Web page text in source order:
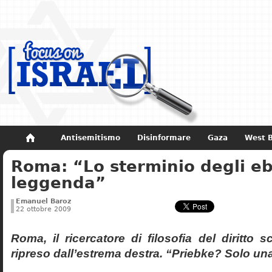
Antisemitismo Disinformare Gaza West
Non dimenticare Storia di Israele
Roma: “Lo sterminio degli
leggenda”
Emanuel Baroz
22 ottobre 2009
Roma, il ricercatore di filosofia del diritto
ripreso dall’estrema destra. “Priebke? Solo